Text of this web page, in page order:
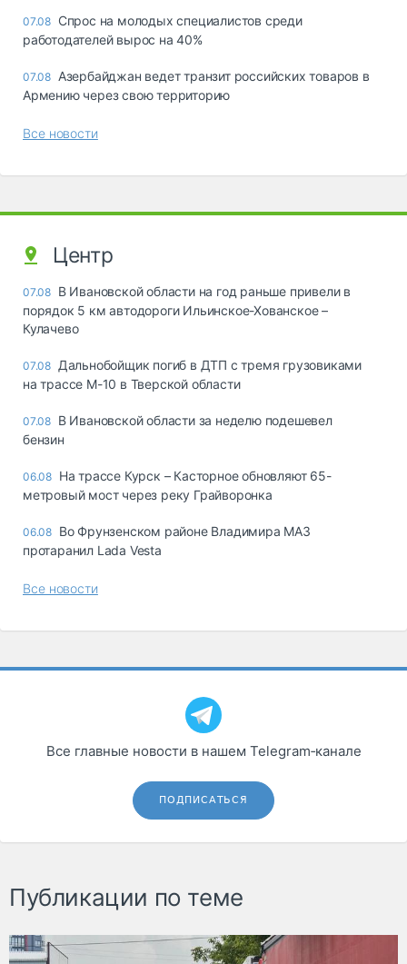
07.08 Спрос на молодых специалистов среди
работодателей вырос на 40%
07.08 Азербайджан ведет транзит российских товаров в
Армению через свою территорию
Все новости
Центр
07.08 В Ивановской области на год раньше привели в
порядок 5 км автодороги Ильинское-Хованское –
Кулачево
07.08 Дальнобойщик погиб в ДТП с тремя грузовиками
на трассе М-10 в Тверской области
07.08 В Ивановской области за неделю подешевел
бензин
06.08 На трассе Курск – Касторное обновляют 65-
метровый мост через реку Грайворонка
06.08 Во Фрунзенском районе Владимира МАЗ
протаранил Lada Vesta
Все новости
Все главные новости в нашем Telegram‑канале
ПОДПИСАТЬСЯ
Публикации по теме